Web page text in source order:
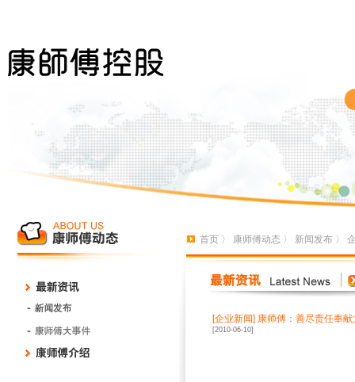
首页 〉 康师傅动态 〉 新闻发布 〉
[企业新闻] 康师傅：善尽责任奉献
[2010-06-10]